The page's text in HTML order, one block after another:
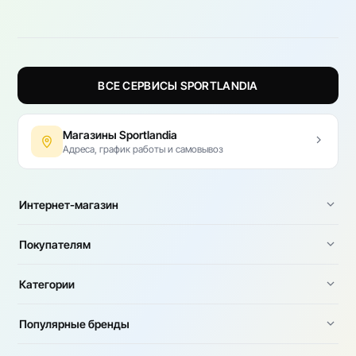
ВСЕ СЕРВИСЫ SPORTLANDIA
Магазины Sportlandia
Адреса, график работы и самовывоз
Интернет-магазин
Покупателям
Категории
Популярные бренды